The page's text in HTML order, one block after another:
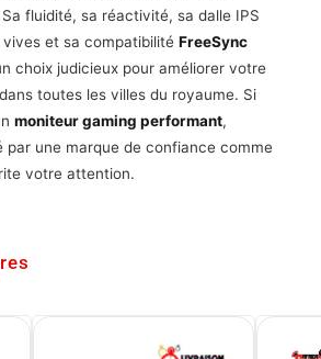
Sa fluidité, sa réactivité, sa dalle IPS
et sa compatibilité FreeSync
choix judicieux pour améliorer votre
toutes les villes du royaume. Si
moniteur gaming performant,
par une marque de confiance comme
votre attention.